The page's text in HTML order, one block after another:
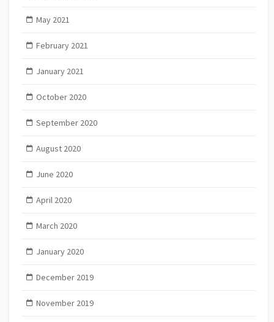
May 2021
February 2021
January 2021
October 2020
September 2020
August 2020
June 2020
April 2020
March 2020
January 2020
December 2019
November 2019